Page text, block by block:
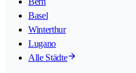
Basel
Winterthur
Lugano
Alle Städte